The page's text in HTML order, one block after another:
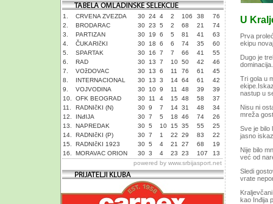
1. CRVENA ZVEZDA 30 24 4 2 106 38
76
2.
BRODARAC 30 23 5 2 68 21
74
3.
PARTIZAN 30 19 6 5 81 41
63
4.
ČUKARIčKI 30 18 6 6 74 35
60
5.
SPARTAK 30 16 7 7 66 41
55
6.
RAD 30 13 7 10 50 42
46
7.
VOžDOVAC 30 13 6 11 76 61
45
8.
INTERNACIONAL 30 13 3 14 64 61
42
9.
VOJVODINA 30 10 9 11 48 39
39
10.
OFK BEOGRAD 30 11 4 15 48 58
37
11.
RADNIčKI (N) 30 9 7 14 31 48
34
12.
INđIJA 30 7 5 18 46 74
26
13.
NAPREDAK 30 5 10 15 35 55
25
14.
RADNIčKI (P) 30 7 1 22 29 83
22
15.
RADNIčKI 1923 30 5 4 21 27 68
19
16.
MORAVAC ORION 30 3 4 23 23 107
13
powered by www.srbijasport.net
U
Prva
ekipu
Dugo je
dominacija.
Tri gola u
nastup u
Nisu ni
mreža
Sve je bilo
jasno
Nije bilo
već od
Sledi
vrate
kao Inđija